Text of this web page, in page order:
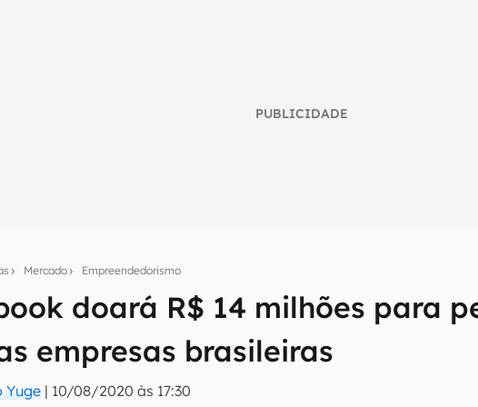
PUBLICIDADE
Mercado Empreendedorismo
doará R$ 14 milhões para
empresas brasileiras
Yuge | 10/08/2020 às 17:30
a newsletter do Canaltech e receba notícias e reviews sobre tecnologia